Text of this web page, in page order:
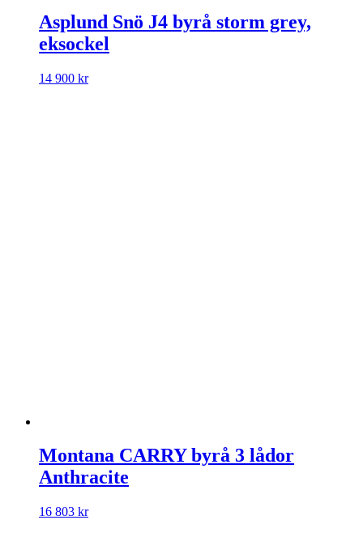
Asplund Snö J4 byrå storm grey,
eksockel
14 900 kr
Montana CARRY byrå 3 lådor
Anthracite
16 803 kr